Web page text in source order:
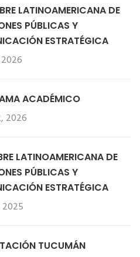
LATINOAMERICANA DE
PÚBLICAS Y
ESTRATÉGICA
2026
ACADÉMICO
2026
LATINOAMERICANA DE
PÚBLICAS Y
ESTRATÉGICA
TUCUMÁN